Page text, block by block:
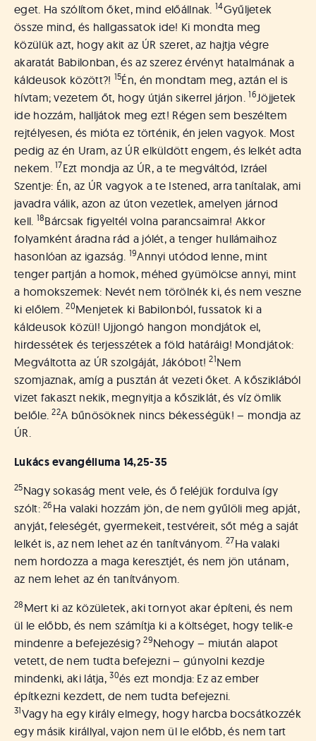
eget. Ha szólítom őket, mind előállnak. 14Gyűljetek
össze mind, és hallgassatok ide! Ki mondta meg
közülük azt, hogy akit az ÚR szeret, az hajtja végre
akaratát Babilonban, és az szerez érvényt hatalmának a
káldeusok között?! 15Én, én mondtam meg, aztán el is
hívtam; vezetem őt, hogy útján sikerrel járjon. 16Jöjjetek
ide hozzám, halljátok meg ezt! Régen sem beszéltem
rejtélyesen, és mióta ez történik, én jelen vagyok. Most
pedig az én Uram, az ÚR elküldött engem, és lelkét adta
nekem. 17Ezt mondja az ÚR, a te megváltód, Izráel
Szentje: Én, az ÚR vagyok a te Istened, arra tanítalak, ami
javadra válik, azon az úton vezetlek, amelyen járnod
kell. 18Bárcsak figyeltél volna parancsaimra! Akkor
folyamként áradna rád a jólét, a tenger hullámaihoz
hasonlóan az igazság. 19Annyi utódod lenne, mint
tenger partján a homok, méhed gyümölcse annyi, mint
a homokszemek: Nevét nem törölnék ki, és nem veszne
ki előlem.20Menjetek ki Babilonból, fussatok ki a
káldeusok közül! Ujjongó hangon mondjátok el,
hirdessétek és terjesszétek a föld határáig! Mondjátok:
Megváltotta az ÚR szolgáját, Jákóbot!21Nem
szomjaznak, amíg a pusztán át vezeti őket. A kősziklából
vizet fakaszt nekik, megnyitja a kősziklát, és víz ömlik
belőle.22A bűnösöknek nincs békességük! – mondja az
ÚR.
Lukács evangéliuma 14,25-35
25Nagy sokaság ment vele, és ő feléjük fordulva így
szólt:26 Ha valaki hozzám jön, de nem gyűlöli meg apját,
anyját, feleségét, gyermekeit, testvéreit, sőt még a saját
lelkét is, az nem lehet az én tanítványom. 27Ha valaki
nem hordozza a maga keresztjét, és nem jön utánam,
az nem lehet az én tanítványom.
28 Mert ki az közületek, aki tornyot akar építeni, és nem
ül le előbb, és nem számítja ki a költséget, hogy telik-e
mindenre a befejezésig?29Nehogy – miután alapot
vetett, de nem tudta befejezni – gúnyolni kezdje
mindenki, aki látja,30és ezt mondja: Ez az ember
építkezni kezdett, de nem tudta befejezni.
31Vagy ha egy király elmegy, hogy harcba bocsátkozzék
egy másik királlyal, vajon nem ül le előbb, és nem tart